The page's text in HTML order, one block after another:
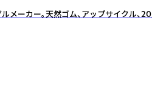
メーカー。天然ゴム、アップサイクル、